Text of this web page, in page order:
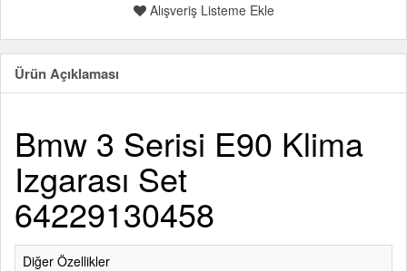
Alışveriş Listeme Ekle
Ürün Açıklaması
Bmw 3 Serisi E90 Klima
Izgarası Set
64229130458
Diğer Özellikler